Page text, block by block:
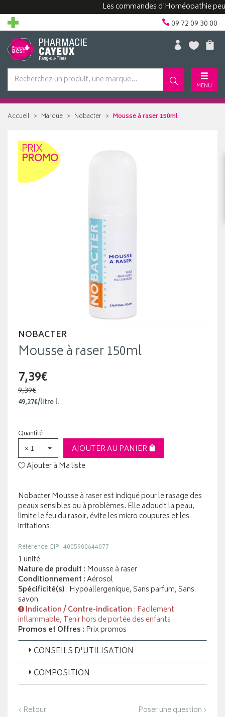
Les commandes d'Homéopathie
09 72 09 30 00
MENU
Accueil Marque Nobacter Mousse à raser 150ml
PRIX
PROMO
NOBACTER
Mousse à raser 150ml
7,39€
9,39€
49,27€/litrel.
Quantité
× 1
AJOUTER AU PANIER
Ajouter à Ma liste
Nobacter Mousse à raser est indiqué pour le rasage des
peaux sensibles ou à problèmes. Elle adoucit la peau,
limite le feu du rasoir, évite les micro coupures et les
irritations.
Référence CIP : 4005900644077
1 unité
Nature de produit : Mousse à raser
Conditionnement : Aérosol
Spécificité(s): Hypoallergenique, Sans parfum, Sans
savon
Indication / Contre-indication : Facilement
inflammable, Tenir hors de portée des enfants
Promos et Offres : Prix promos
CONSEILS D'UTILISATION
COMPOSITION
‹ Retour Poser une question ›